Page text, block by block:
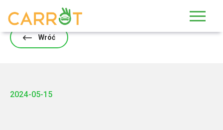
Wróć
2024-05-15